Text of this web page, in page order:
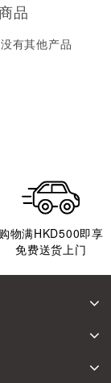
品
有其他产品
购物满HKD500即享
免费送货上门